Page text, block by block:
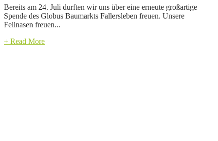
Bereits am 24. Juli durften wir uns über eine erneute großartige
Spende des Globus Baumarkts Fallersleben freuen. Unsere
Fellnasen freuen...
+ Read More